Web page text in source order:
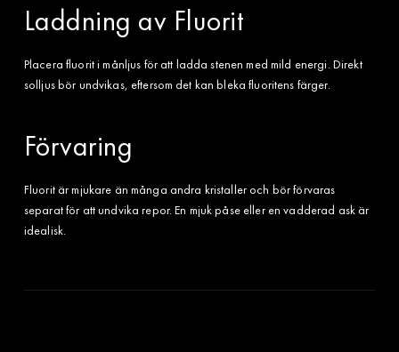
Laddning av Fluorit
Placera fluorit i månljus för att ladda stenen med mild energi. Direkt
solljus bör undvikas, eftersom det kan bleka fluoritens färger.
Förvaring
Fluorit är mjukare än många andra kristaller och bör förvaras
separat för att undvika repor. En mjuk påse eller en vadderad ask är
idealisk.